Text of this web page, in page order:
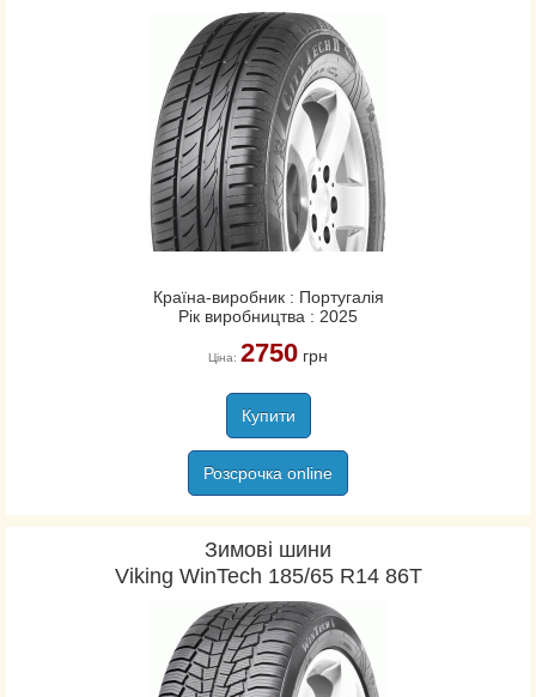
Країна-виробник : Португалія
Рік виробництва : 2025
Ціна: 2750грн
Купити
Розсрочка online
Зимові шини
Viking WinTech 185/65 R14 86T